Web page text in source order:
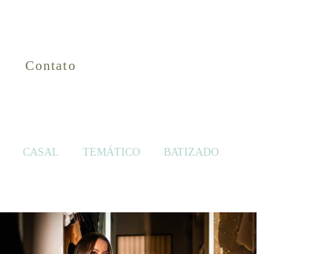
Contato
CASAL TEMÁTICO
BATIZADO